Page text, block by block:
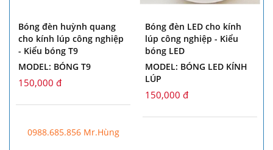
Bóng đèn huỳnh quang
cho kính lúp công nghiệp
- Kiểu bóng T9
MODEL: BÓNG T9
150,000 đ
Bóng đèn LED cho kính
lúp công nghiệp - Kiểu
bóng LED
MODEL: BÓNG LED KÍNH
LÚP
150,000 đ
0988.685.856 Mr.Hùng